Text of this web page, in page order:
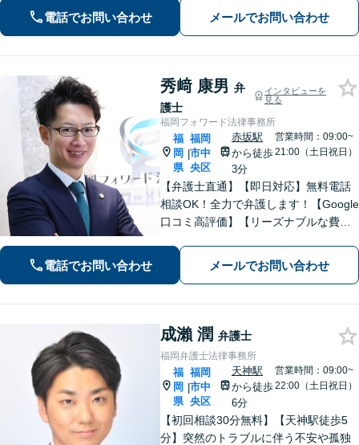
に努めクライアントの皆さまのビジネ
スをサポートします。【九州・西日本
エリア対応】
電話でお問い合わせ メールでお問い合わせ
秀﨑 康男 弁
護士
インタビューを
見る
福岡フォワード法律事務所
福
岡
県
|
福岡
市中
央区
赤坂駅
から徒歩
3分
営業時間：09:00~
21:00（土日祝日）
【弁護士直通】【即日対応】無料電話
相談OK！全力で弁護します！【Google
口コミ高評価】【リーズナブルな費
料、債権回収を誠心誠意サポート！お
気軽にご相談ください！ 【夜間休日対
電話でお問い合わせ メールでお問い合わせ
成瀨 潤 弁護士
福岡弁護士法律事務所
福
岡
県
|
福岡
市中
央区
天神駅
から徒歩
6分
営業時間：09:00~
22:00（土日祝日）
【初回相談30分無料】【天神駅徒歩5
分】突然のトラブルに伴う不安や孤独